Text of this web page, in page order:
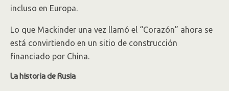
incluso en Europa.
Lo que Mackinder una vez llamó el “Corazón” ahora se
está convirtiendo en un sitio de construcción
financiado por China.
La historia de Rusia